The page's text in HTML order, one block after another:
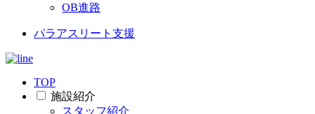
OB進路
パラアスリート支援
TOP
施設紹介
スタッフ紹介